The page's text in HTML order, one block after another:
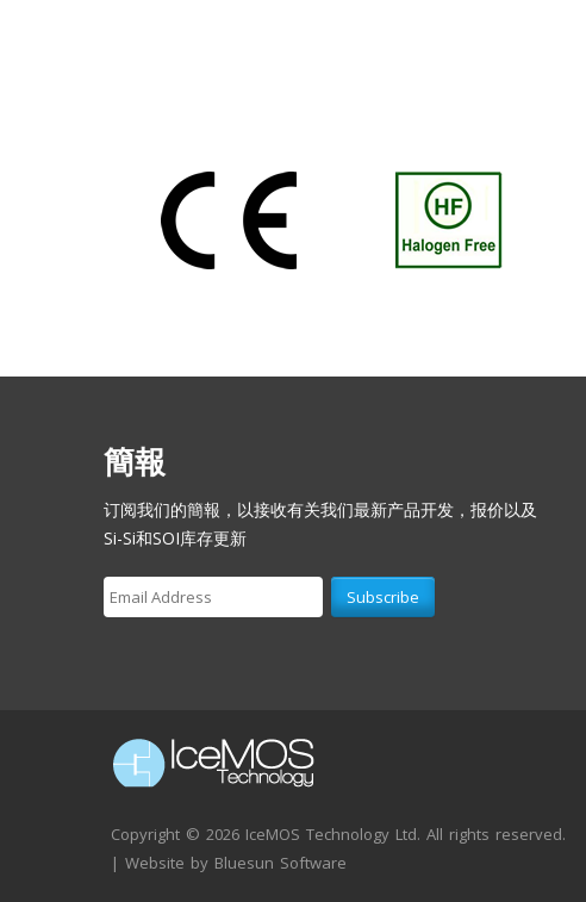
簡報
订阅我们的簡報，以接收有关我们最新产品开发，报价以及
Si-Si和SOI库存更新
Copyright © 2026 IceMOS Technology Ltd. All rights reserved.
| Website by Bluesun Software